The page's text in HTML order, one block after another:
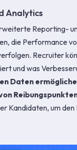
Analytics
Reporting-
die Performance
Recruiter
und was
Daten
Kandidaten, um den